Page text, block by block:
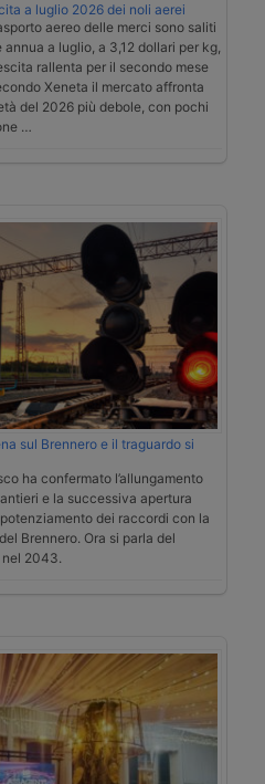
a luglio 2026 dei noli aerei
aereo delle merci sono saliti
annua a luglio, a 3,12 dollari per kg,
rallenta per il secondo mese
Xeneta il mercato affronta
del 2026 più debole, con pochi
…
sul Brennero e il traguardo si
ha confermato l’allungamento
e la successiva apertura
dei raccordi con la
Brennero. Ora si parla del
2043.